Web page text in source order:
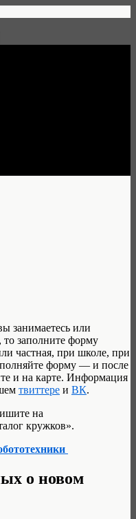
занимаетесь или
то заполните форму
частная, при школе, при
форму — и после
и на карте. Информация
твиттере и ВК.
на
кружков».
о новом